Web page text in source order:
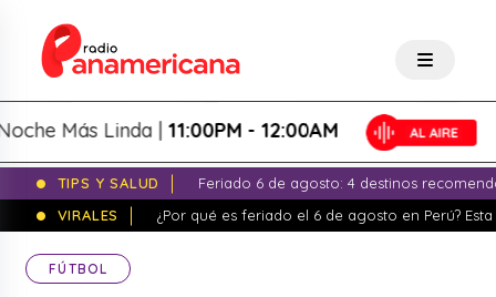
Más Linda |11:00PM - 12:00AM
TIPS Y SALUD
Feriado 6 de agosto: 4 destinos
VIRALES
¿Por qué es feriado el 6 de agosto en Perú?
FÚTBOL